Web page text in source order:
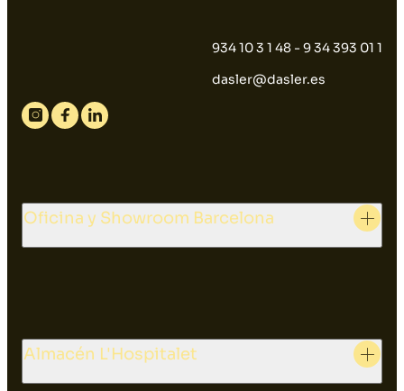
934 10 3 1 48 - 9 34 393 01 1
dasler@dasler.es
Instagram
FacebookLinkedin
Oficina y Showroom Barcelona
Almacén L'Hospitalet